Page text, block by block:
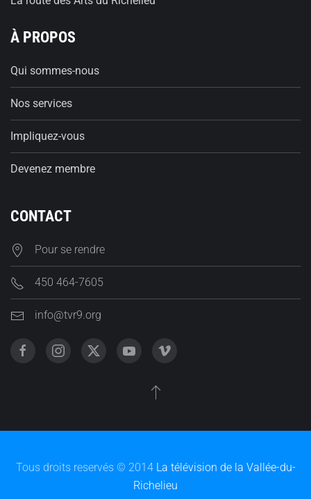
À PROPOS
Qui sommes-nous
Nos services
Impliquez-vous
Devenez membre
CONTACT
Pour se rendre
450 464-7605
info@tvr9.org
Tous droits reservés © 2014 La télévision de la Vallée-du-
Richelieu